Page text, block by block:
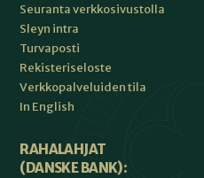
Seuranta verkkosivustolla
Sleyn intra
Turvaposti
Rekisteriseloste
Verkkopalveluiden tila
In English
RAHALAHJAT
(DANSKE BANK):